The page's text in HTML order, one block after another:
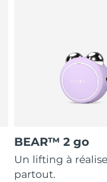
BEAR™ 2 go
Un lifting à
partout.